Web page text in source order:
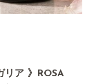
リア 》ROSA